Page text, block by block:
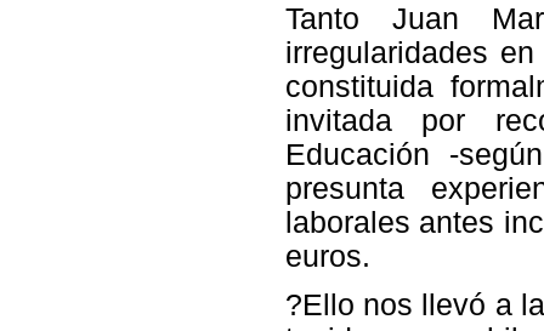
Tanto Juan
irregularidades
constituida
invitada por
Educación -
presunta
laborales antes
euros.
?Ello nos llevó a